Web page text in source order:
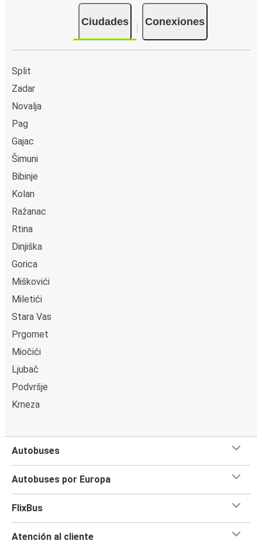
Ciudades Conexiones
Split
Zadar
Novalja
Pag
Gajac
Šimuni
Bibinje
Kolan
Ražanac
Rtina
Dinjiška
Gorica
Miškovići
Miletići
Stara Vas
Prgomet
Miočići
Ljubač
Podvršje
Krneza
Autobuses
Autobuses por Europa
FlixBus
Atención al cliente